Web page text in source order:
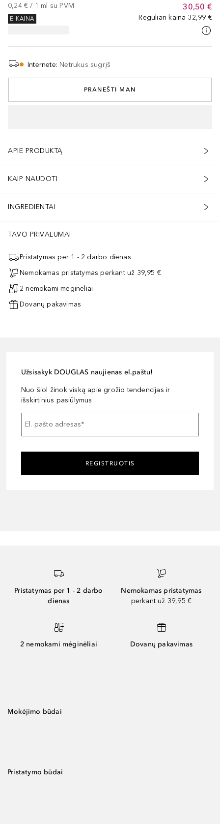
30,50 €
Reguliari kaina 32,99 €
0,24 € / 1 ml su PVM
E-KAINA
Internete: Netrukus sugrįš
PRANEŠTI MAN
APIE PRODUKTĄ
KAIP NAUDOTI
INGREDIENTAI
TAVO PRIVALUMAI
Pristatymas per 1 - 2 darbo dienas
Nemokamas pristatymas perkant už 39,95 €
2 nemokami mėginėliai
Dovanų pakavimas
Užsisakyk DOUGLAS naujienas el.paštu!
Nuo šiol žinok viską apie grožio tendencijas ir
išskirtinius pasiūlymus
El. pašto adresas*
REGISTRUOTIS
Pristatymas per 1 - 2 darbo
dienas
Nemokamas pristatymas
perkant už 39,95 €
2 nemokami mėginėliai Dovanų pakavimas
Mokėjimo būdai
Pristatymo būdai